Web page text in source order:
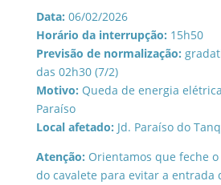
Data: 06/02/2026
Horário da interrupção: 15h50
Previsão de normalização:
das 02h30 (7/2)
Motivo: Queda de energia
Paraíso
Local afetado: Jd. Paraíso do
Atenção: Orientamos que feche
do cavalete para evitar a entrada